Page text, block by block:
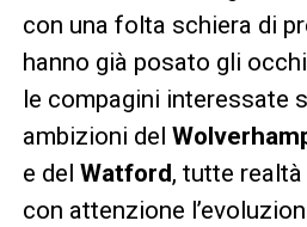
con una folta schiera di
hanno già posato gli
le compagini interessate
ambizioni del
e del Watford, tutte
con attenzione